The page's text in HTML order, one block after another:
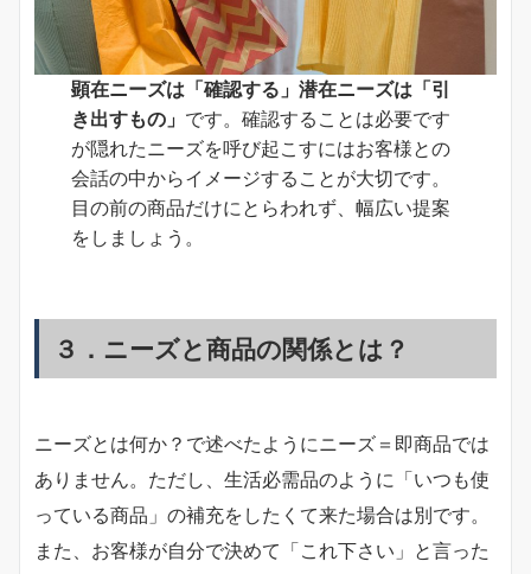
顕在ニーズは「確認する」潜在ニーズは「引
き出すもの」 です。確認することは必要です
が隠れたニーズを呼び起こすにはお客様との
会話の中からイメージすることが大切です。
目の前の商品だけにとらわれず、幅広い提案
をしましょう。
３．ニーズと商品の関係とは？
ニーズとは何か？で述べたようにニーズ＝即商品では
ありません。ただし、生活必需品のように「いつも使
っている商品」の補充をしたくて来た場合は別です。
また、お客様が自分で決めて「これ下さい」と言った